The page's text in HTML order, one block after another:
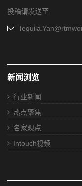
投稿请发送至
新闻浏览
行业新闻
热点聚焦
名家观点
Intouch视频